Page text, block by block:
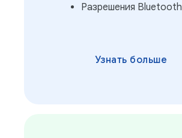
Разрешения Bluetooth
Узнать больше